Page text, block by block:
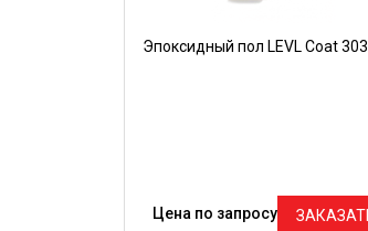
Эпоксидный пол LEVL Coat 303
Цена по запросу